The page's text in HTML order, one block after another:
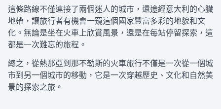
這條路線不僅連接了兩個迷人的城市，還途經意大利的心臟
地帶，讓旅行者有機會一窺這個國家豐富多彩的地貌和文
化。無論是坐在火車上欣賞風景，還是在每站停留探索，這
都是一次難忘的旅程。
總之，從熱那亞到那不勒斯的火車旅行不僅是一次從一個城
市到另一個城市的移動，它是一次穿越歷史、文化和自然美
景的探索之旅。